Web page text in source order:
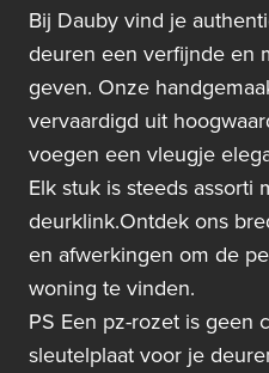
Bij Dauby vind je
deuren een verfijnde en
geven. Onze
vervaardigd uit
voegen een vleugje
Elk stuk is steeds
deurklink.Ontdek ons
en afwerkingen om de
woning te vinden.
PS Een pz-rozet is geen
sleutelplaat voor je